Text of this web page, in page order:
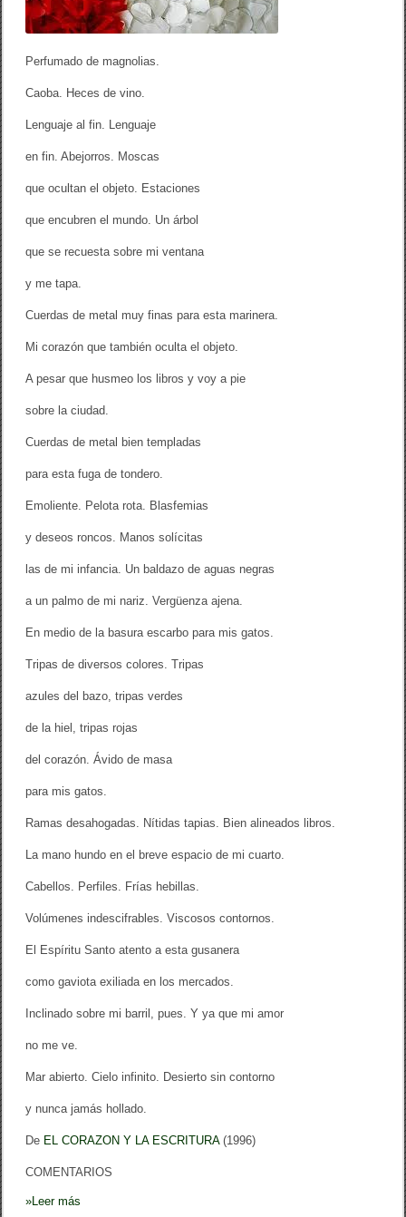
o
d
e
a
n
l
a
]
Perfumado de magnolias.
Caoba. Heces de vino.
Lenguaje al fin. Lenguaje
en fin. Abejorros. Moscas
que ocultan el objeto. Estaciones
que encubren el mundo. Un árbol
que se recuesta sobre mi ventana
y me tapa.
Cuerdas de metal muy finas para esta marinera.
Mi corazón que también oculta el objeto.
A pesar que husmeo los libros y voy a pie
sobre la ciudad.
Cuerdas de metal bien templadas
para esta fuga de tondero.
Emoliente. Pelota rota. Blasfemias
y deseos roncos. Manos solícitas
las de mi infancia. Un baldazo de aguas negras
a un palmo de mi nariz. Vergüenza ajena.
En medio de la basura escarbo para mis gatos.
Tripas de diversos colores. Tripas
azules del bazo, tripas verdes
de la hiel, tripas rojas
del corazón. Ávido de masa
para mis gatos.
Ramas desahogadas. Nítidas tapias. Bien alineados libros.
La mano hundo en el breve espacio de mi cuarto.
Cabellos. Perfiles. Frías hebillas.
Volúmenes indescifrables. Viscosos contornos.
El Espíritu Santo atento a esta gusanera
como gaviota exiliada en los mercados.
Inclinado sobre mi barril, pues. Y ya que mi amor
no me ve.
Mar abierto. Cielo infinito. Desierto sin contorno
y nunca jamás hollado.
De EL CORAZON Y LA ESCRITURA(1996)
COMENTARIOS
»Leer más